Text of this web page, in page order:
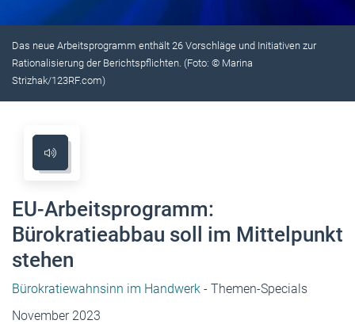
Das neue Arbeitsprogramm enthält 26 Vorschläge und Initiativen zur
Rationalisierung der Berichtspflichten. (Foto: © Marina
Strizhak/123RF.com)
EU-Arbeitsprogramm:
Bürokratieabbau soll im Mittelpunkt
stehen
Bürokratiewahnsinn im Handwerk - Themen-Specials
November 2023